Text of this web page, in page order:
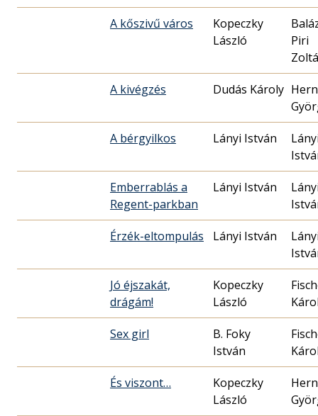
A kőszivű város
Kopeczky
László
Piri
A kivégzés Dudás Károly
A bérgyilkos Lányi István
Emberrablás a
Regent-parkban
Lányi István
Érzék-eltompulás Lányi István
Jó éjszakát,
drágám!
Kopeczky
László
Sex girl
B. Foky
István
És viszont…
Kopeczky
László